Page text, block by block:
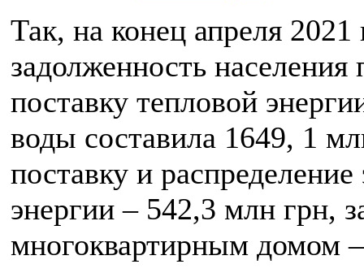
Так, на конец апреля 2021
задолженность населения
поставку тепловой
воды составила 1649, 1
поставку и распределение
энергии – 542,3 млн грн,
многоквартирным домом